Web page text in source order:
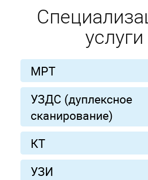
услуги
МРТ
УЗДС (дуплексное
сканирование)
КТ
УЗИ